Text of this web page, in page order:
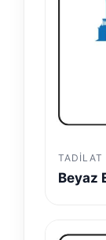
TADILAT
Beyaz